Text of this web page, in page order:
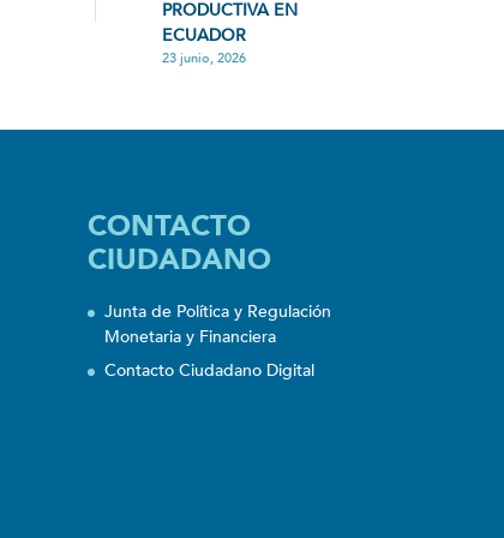
PRODUCTIVA EN
ECUADOR
23 junio, 2026
CONTACTO
CIUDADANO
Junta de Política y Regulación
Monetaria y Financiera
Contacto Ciudadano Digital